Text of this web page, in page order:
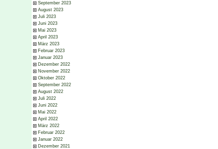
September 2023
August 2023
Juli 2023
Juni 2023
Mai 2023
April 2023
März 2023
Februar 2023
Januar 2023
Dezember 2022
November 2022
Oktober 2022
September 2022
August 2022
Juli 2022
Juni 2022
Mai 2022
April 2022
März 2022
Februar 2022
Januar 2022
Dezember 2021